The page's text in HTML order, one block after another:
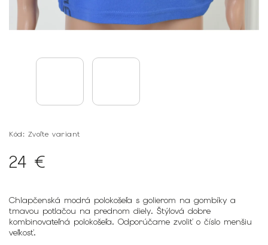
Kód: Zvoľte variant
24 €
Chlapčenská modrá polokošeľa s golierom na gombíky a
tmavou potlačou na prednom diely. Štýlová dobre
kombinovateľná polokošeľa. Odporúčame zvoliť o číslo menšiu
veľkosť.